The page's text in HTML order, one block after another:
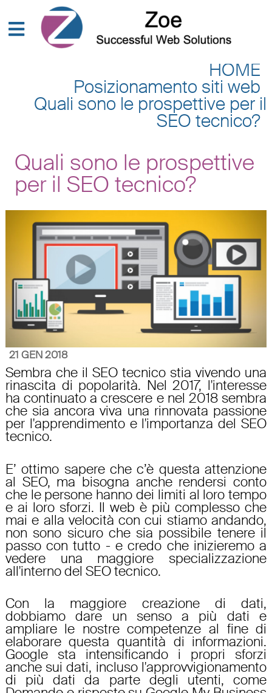
HOME
Posizionamento siti web
Quali sono le prospettive per il
SEO tecnico?
Quali sono le prospettive
per il SEO tecnico?
21 GEN 2018
Sembra che il SEO tecnico stia vivendo una
rinascita di popolarità. Nel 2017, l'interesse
ha continuato a crescere e nel 2018 sembra
che sia ancora viva una rinnovata passione
per l'apprendimento e l'importanza del SEO
tecnico.
E’ ottimo sapere che c’è questa attenzione
al SEO, ma bisogna anche rendersi conto
che le persone hanno dei limiti al loro tempo
e ai loro sforzi. Il web è più complesso che
mai e alla velocità con cui stiamo andando,
non sono sicuro che sia possibile tenere il
passo con tutto - e credo che inizieremo a
vedere una maggiore specializzazione
all'interno del SEO tecnico.
Con la maggiore creazione di dati,
dobbiamo dare un senso a più dati e
ampliare le nostre competenze al fine di
elaborare questa quantità di informazioni.
Google sta intensificando i propri sforzi
anche sui dati, incluso l'approvvigionamento
di più dati da parte degli utenti, come